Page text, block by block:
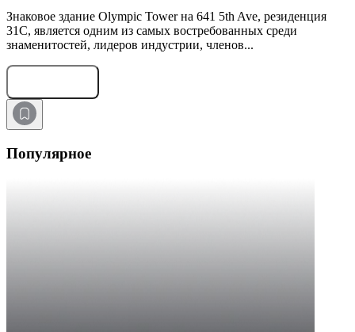
Знаковое здание Olympic Tower на 641 5th Ave, резиденция
31C, является одним из самых востребованных среди
знаменитостей, лидеров индустрии, членов...
Популярное